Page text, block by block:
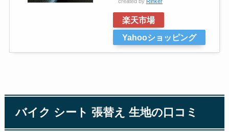
楽天市場
Yahooショッピング
バイク シート 張替え 生地の口コミ